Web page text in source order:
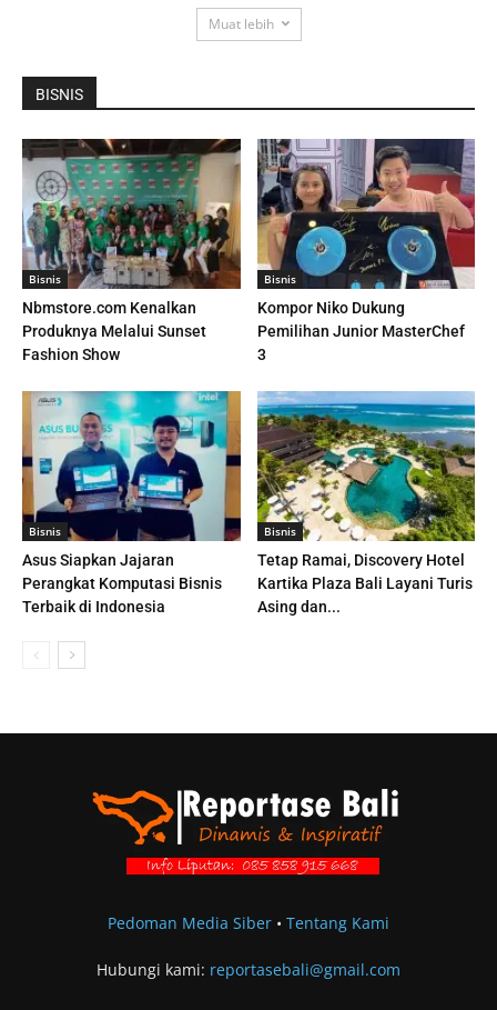
Muat lebih
BISNIS
Bisnis
Nbmstore.com Kenalkan
Produknya Melalui Sunset
Fashion Show
Bisnis
Kompor Niko Dukung
Pemilihan Junior MasterChef
3
Bisnis
Asus Siapkan Jajaran
Perangkat Komputasi Bisnis
Terbaik di Indonesia
Bisnis
Tetap Ramai, Discovery Hotel
Kartika Plaza Bali Layani Turis
Asing dan...
Pedoman Media Siber• Tentang Kami
Hubungi kami: reportasebali@gmail.com